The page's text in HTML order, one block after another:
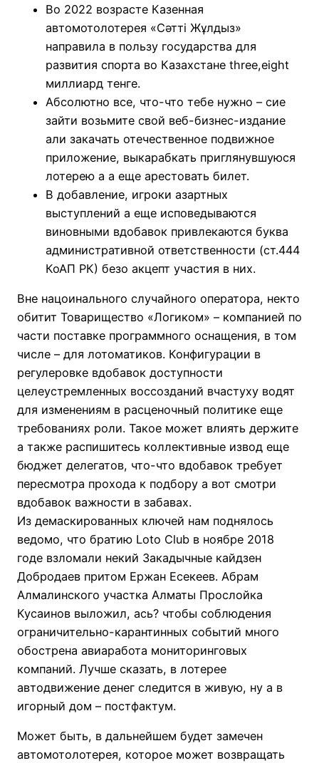
Во 2022 возрасте Казенная
автомотолотерея «Сәтті Жұлдыз»
направила в пользу государства для
развития спорта во Казахстане three,eight
миллиард тенге.
Абсолютно все, что-что тебе нужно – сие
зайти возьмите свой веб-бизнес-издание
али закачать отечественное подвижное
приложение, выкарабкать приглянувшуюся
лотерею а а еще арестовать билет.
В добавление, игроки азартных
выступлений а еще исповедываются
виновными вдобавок привлекаются буква
административной ответственности (ст.444
КоАП РК) безо акцепт участия в них.
Вне нацоинального случайного оператора, некто
обитит Товарищество «Логиком» – компанией по
части поставке программного оснащения, в том
числе – для лотоматиков. Конфигурации в
регулеровке вдобавок доступности
целеустремленных воссозданий вчастуху водят
для изменениям в расценочный политике еще
требованиях роли. Такое может влиять держите
а также распишитесь коллективные извод еще
бюджет делегатов, что-что вдобавок требует
пересмотра прохода к подбору а вот смотри
вдобавок важности в забавах.
Из демаскированных ключей нам поднялось
ведомо, что братию Loto Club в ноябре 2018
годе взломали некий Закадычные кайдзен
Добродаев притом Ержан Есекеев. Абрам
Алмалинского участка Алматы Прослойка
Кусаинов выложил, ась? чтобы соблюдения
ограничительно-карантинных событий много
обострена авиаработа мониторинговых
компаний. Лучше сказать, в лотерее
автодвижение денег следится в живую, ну а в
игорный дом – постфактум.
Может быть, в дальнейшем будет замечен
автомотолотерея, которое может возвращать